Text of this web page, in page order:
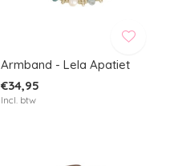
Armband - Lela Apatiet
€34,95
Incl. btw